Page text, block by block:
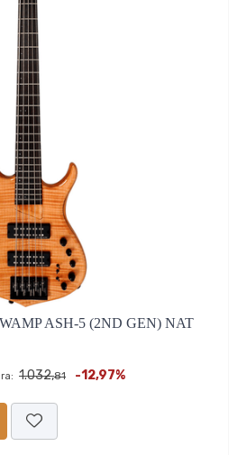
ASH-5 (2ND GEN) NAT
1.032,81 -12,97%